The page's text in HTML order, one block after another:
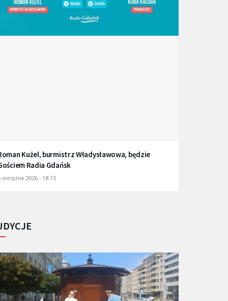
Kużel, burmistrz Władysławowa, będzie
Radia Gdańsk
sierpnia 2026 - 18:15